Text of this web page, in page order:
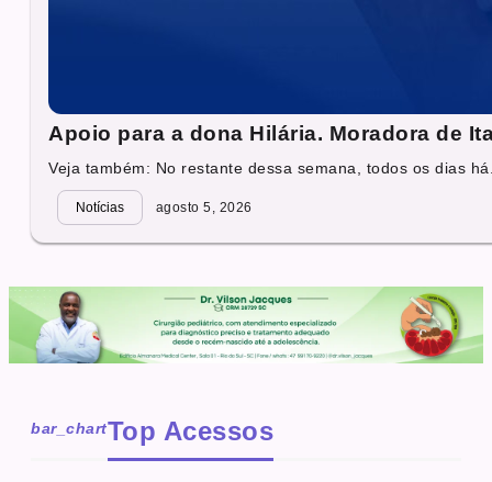
Apoio para a dona Hilária. Moradora de
Veja também: No restante dessa semana, todos os dias
Notícias agosto 5, 2026
bar_chartTop Acessos